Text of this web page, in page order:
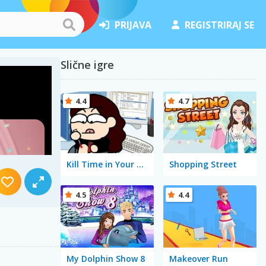
PRIJAVA REGISTRIRAJ SE
Slične igre
Kill Time in Your Office
4.4
Shopping Street
4.7
My Dolphin Show 8
4.5
Makeover Run
4.4